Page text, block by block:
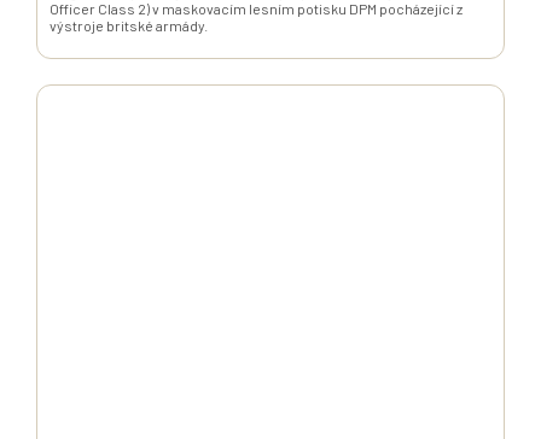
Officer Class 2) v maskovacím lesním potisku DPM pocházející z
výstroje britské armády.